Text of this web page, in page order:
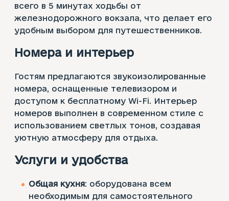
всего в 5 минутах ходьбы от
железнодорожного вокзала, что делает его
удобным выбором для путешественников.
Номера и интерьер
Гостям предлагаются звукоизолированные
номера, оснащенные телевизором и
доступом к бесплатному Wi-Fi. Интерьер
номеров выполнен в современном стиле с
использованием светлых тонов, создавая
уютную атмосферу для отдыха.
Услуги и удобства
Общая кухня: оборудована всем
необходимым для самостоятельного